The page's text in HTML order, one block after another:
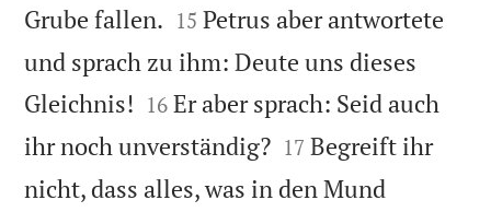
Grube fallen. 

15 Petrus aber antwortete
und sprach zu ihm: Deute uns dieses
Gleichnis! 

16 Er aber sprach: Seid auch
ihr noch unverständig?
17 Begreift ihr
nicht, dass alles, was in den Mund